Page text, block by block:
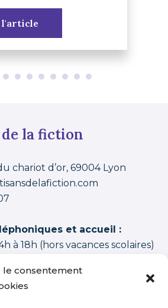
le consentement
la fiction
chariot d’or, 69004 Lyon
et accueil :
à 18h (hors vacances scolaires)
DISTINCTS 2015–2026 (cycles + stages
journées initiation) .